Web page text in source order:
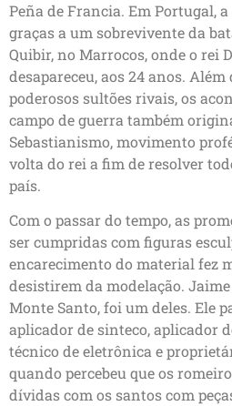
Peña de Francia. Em Portugal,
graças a um sobrevivente da
Quibir, no Marrocos, onde o rei
desapareceu, aos 24 anos.
poderosos sultões rivais, os
campo de guerra também
Sebastianismo, movimento
volta do rei a fim de resolver
país.
Com o passar do tempo, as
ser cumpridas com figuras
encarecimento do material fez
desistirem da modelação. Jaime
Monte Santo, foi um deles. Ele
aplicador de sinteco, aplicador
técnico de eletrônica e
quando percebeu que os
dívidas com os santos com